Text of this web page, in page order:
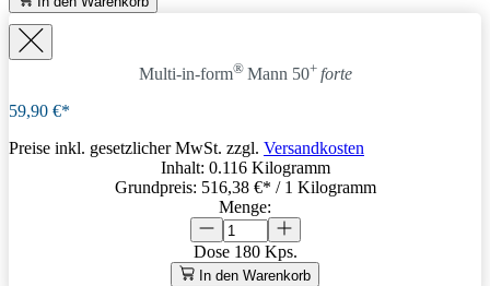
Multi-in-form® Mann 50+ forte
59,90 €*
Preise inkl. gesetzlicher MwSt. zzgl. Versandkosten
Inhalt: 0.116 Kilogramm
Grundpreis: 516,38 €* / 1 Kilogramm
Menge:
Dose 180 Kps.
In den Warenkorb